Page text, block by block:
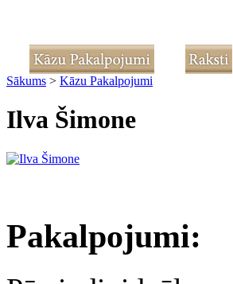
Sākums > Kāzu Pakalpojumi
Ilva Šimone
Pakalpojumi: